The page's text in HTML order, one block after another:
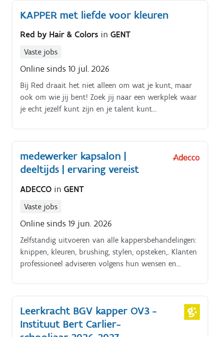
KAPPER met liefde voor kleuren
Red by Hair & Colors in GENT
Vaste jobs
Online sinds 10 jul. 2026
Bij Red draait het niet alleen om wat je kunt, maar
ook om wie jij bent! Zoek jij naar een werkplek waar
je echt jezelf kunt zijn en je talent kunt
medewerker kapsalon |
deeltijds | ervaring vereist
ADECCO in GENT
Vaste jobs
Online sinds 19 jun. 2026
Zelfstandig uitvoeren van alle kappersbehandelingen:
knippen, kleuren, brushing, stylen, opsteken,. Klanten
professioneel adviseren volgens hun wensen en
dagplanning te garanderen. Uren.
Leerkracht BGV kapper OV3 -
Instituut Bert Carlier-